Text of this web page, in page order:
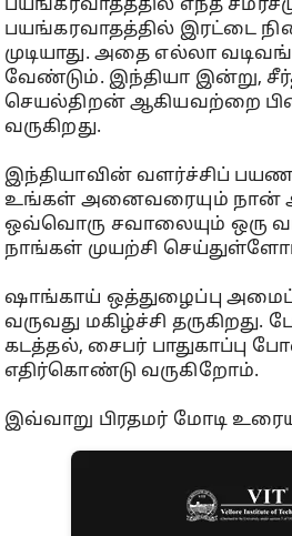
பயங்கரவாதத்தில் எந்த
பயங்கரவாதத்தில் இரட்டை
முடியாது. அதை எல்லா
வேண்டும். இந்தியா இன்று,
செயல்திறன் ஆகியவற்றை
வருகிறது.
இந்தியாவின் வளர்ச்சிப்
உங்கள் அனைவரையும் நான்
ஒவ்வொரு சவாலையும் ஒரு
நாங்கள் முயற்சி
ஷாங்காய் ஒத்துழைப்பு
வருவது மகிழ்ச்சி
கடத்தல், சைபர் பாதுகாப்பு
எதிர்கொண்டு வருகிறோம்.
இவ்வாறு பிரதமர் மோடி